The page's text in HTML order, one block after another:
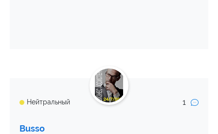
Нейтральный 1
Busso